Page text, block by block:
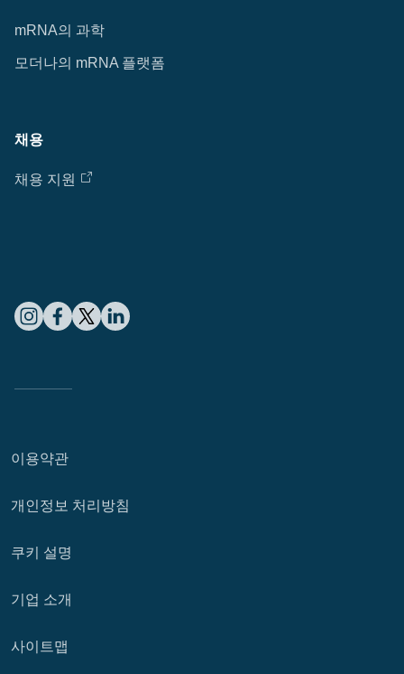
mRNA의 과학
모더나의 mRNA 플랫폼
채용
채용 지원
이용약관
개인정보 처리방침
쿠키 설명
기업 소개
사이트맵